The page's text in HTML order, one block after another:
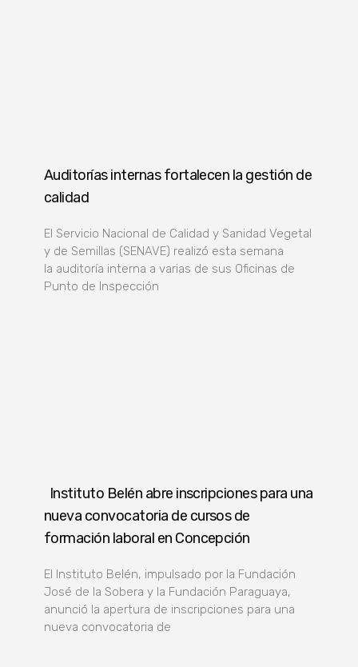
Auditorías internas fortalecen la gestión de
calidad
El Servicio Nacional de Calidad y Sanidad Vegetal
y de Semillas (SENAVE) realizó esta semana
la auditoría interna a varias de sus Oficinas de
Punto de Inspección
Instituto Belén abre inscripciones para una
nueva convocatoria de cursos de
formación laboral en Concepción
El Instituto Belén, impulsado por la Fundación
José de la Sobera y la Fundación Paraguaya,
anunció la apertura de inscripciones para una
nueva convocatoria de